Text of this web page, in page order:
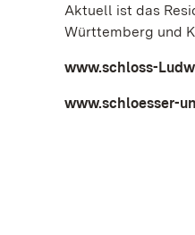
Aktuell ist das
Württemberg und
www.schloss-
www.schloesser-